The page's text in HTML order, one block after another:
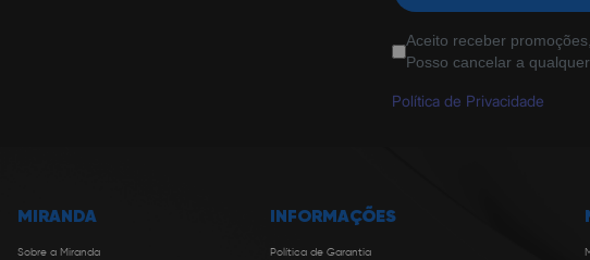
Aceito receber
Posso cancelar a
Política de Privacidade
MIRANDA
Sobre a Miranda
INFORMAÇÕES
Política de Garantia